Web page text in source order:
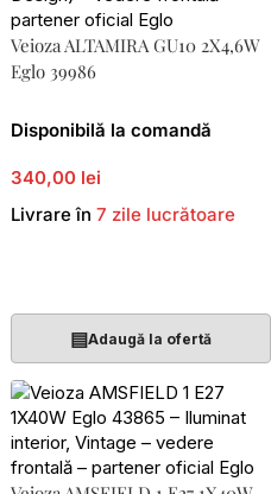
Veioza ALTAMIRA GU10 2X4,6W
Eglo 39986
Disponibilă la comandă
340,00 lei
Livrare în 7 zile lucrătoare
▤Adaugă la ofertă